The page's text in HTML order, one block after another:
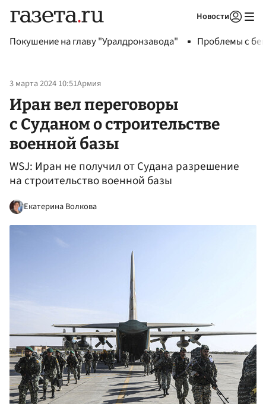
Новости
Покушение на главу "Уралдронзавода" Проблемы с
3 марта 2024 10:51Армия
Иран вел переговоры
с Суданом о строительстве
военной базы
WSJ: Иран не получил от Судана разрешение
на строительство военной базы
Екатерина Волкова